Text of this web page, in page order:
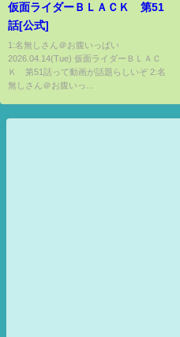
仮面ライダーＢＬＡＣＫ 第51
話[公式]
1:名無しさん＠お腹いっぱい
2026.04.14(Tue) 仮面ライダーＢＬＡＣ
Ｋ 第51話って動画が話題らしいぞ 2:名
無しさん＠お腹いっ...